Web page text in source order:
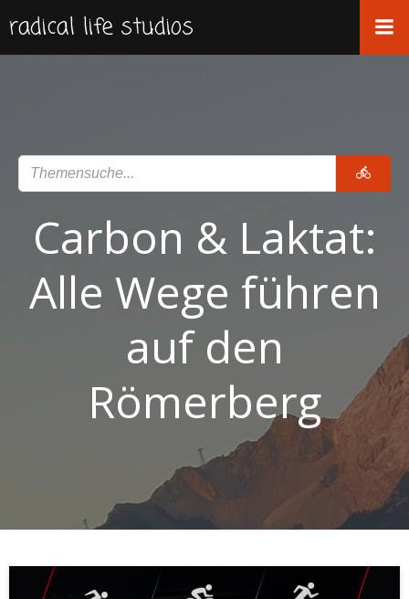
springen
radical life studios
Carbon & Laktat:
Alle Wege führen
auf den
Römerberg